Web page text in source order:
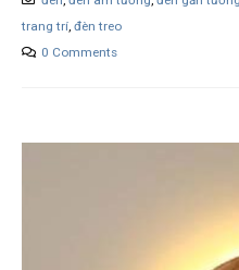
trang trí đèn treo
0 Comments